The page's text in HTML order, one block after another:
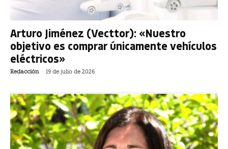
Arturo Jiménez (Vecttor): «Nuestro
objetivo es comprar únicamente vehículos
eléctricos»
Redacción - 19 de julio de 2026